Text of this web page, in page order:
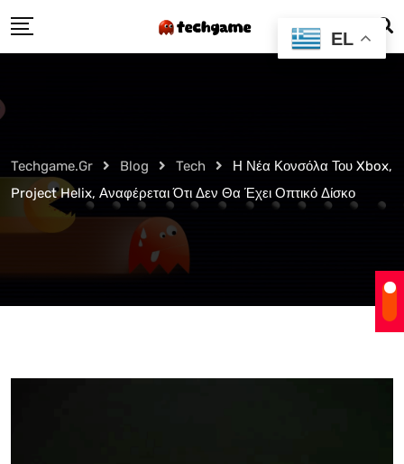
to
Techgame.gr Blog Tech
Η Νέα Κονσόλα Του Xbox,
Project Helix, Αναφέρεται Ότι Δεν Θα Έχει Οπτικό Δίσκο
EL